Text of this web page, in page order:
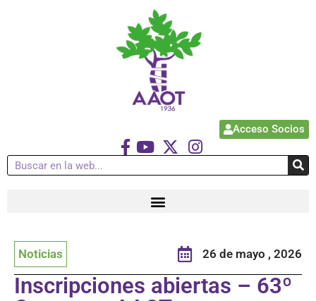
Acceso Socios
Noticias 26 de mayo , 2026
Inscripciones abiertas – 63º